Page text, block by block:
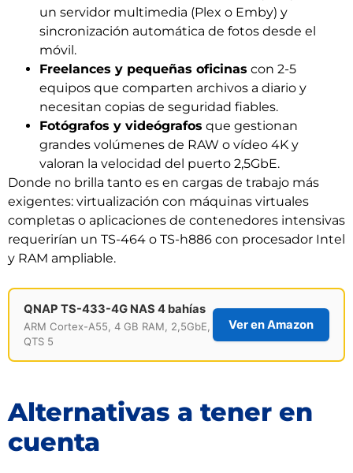
un servidor multimedia (Plex o Emby) y
sincronización automática de fotos desde el
móvil.
Freelances y pequeñas oficinas con 2-5
equipos que comparten archivos a diario y
necesitan copias de seguridad fiables.
Fotógrafos y videógrafos que gestionan
grandes volúmenes de RAW o vídeo 4K y
valoran la velocidad del puerto 2,5GbE.
Donde no brilla tanto es en cargas de trabajo más
exigentes: virtualización con máquinas virtuales
completas o aplicaciones de contenedores intensivas
requerirían un TS-464 o TS-h886 con procesador Intel
y RAM ampliable.
QNAP TS-433-4G NAS 4 bahías
ARM Cortex-A55, 4 GB RAM, 2,5GbE,
QTS 5
Ver en Amazon
Alternativas a tener en
cuenta